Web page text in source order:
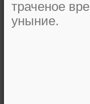
траченое
уныние.